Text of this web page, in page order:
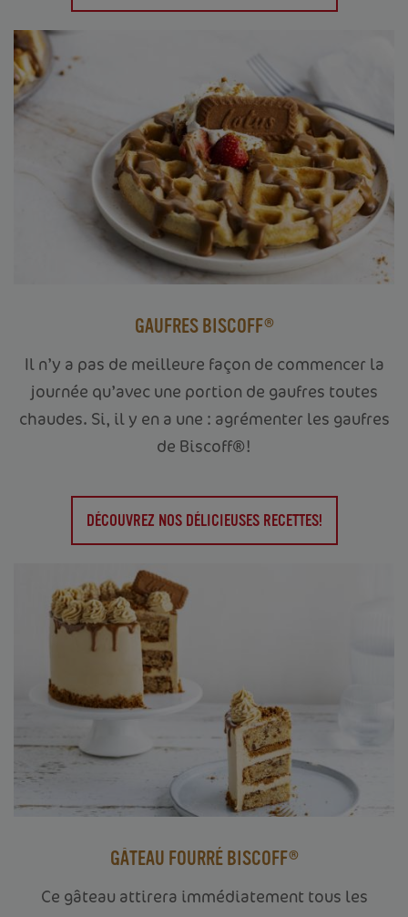
GAUFRES BISCOFF®
Il n’y a pas de meilleure façon de commencer la
journée qu’avec une portion de gaufres toutes
chaudes. Si, il y en a une : agrémenter les gaufres
de Biscoff®!
DÉCOUVREZ NOS DÉLICIEUSES RECETTES!
GÂTEAU FOURRÉ BISCOFF®
Ce gâteau attirera immédiatement tous les